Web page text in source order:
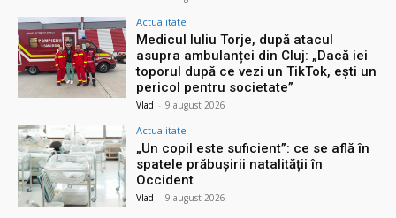
Actualitate
Medicul Iuliu Torje, după atacul
asupra ambulanței din Cluj: „Dacă iei
toporul după ce vezi un TikTok, ești un
pericol pentru societate”
Vlad - 9 august 2026
Actualitate
„Un copil este suficient”: ce se află în
spatele prăbușirii natalității în
Occident
Vlad - 9 august 2026